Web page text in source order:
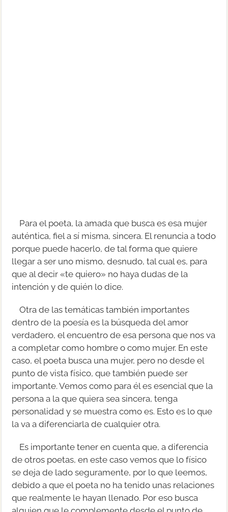
Para el poeta, la amada que busca es esa mujer
auténtica, fiel a sí misma, sincera. El renuncia a todo
porque puede hacerlo, de tal forma que quiere
llegar a ser uno mismo, desnudo, tal cual es, para
que al decir «te quiero» no haya dudas de la
intención y de quién lo dice.
Otra de las temáticas también importantes
dentro de la poesía es la búsqueda del amor
verdadero, el encuentro de esa persona que nos va
a completar como hombre o como mujer. En este
caso, el poeta busca una mujer, pero no desde el
punto de vista físico, que también puede ser
importante. Vemos como para él es esencial que la
persona a la que quiera sea sincera, tenga
personalidad y se muestra como es. Esto es lo que
la va a diferenciarla de cualquier otra.
Es importante tener en cuenta que, a diferencia
de otros poetas, en este caso vemos que lo físico
se deja de lado seguramente, por lo que leemos,
debido a que el poeta no ha tenido unas relaciones
que realmente le hayan llenado. Por eso busca